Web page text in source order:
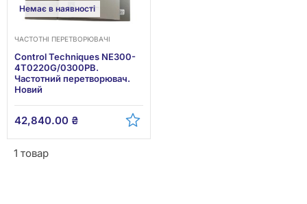
Немає в наявності
ЧАСТОТНІ ПЕРЕТВОРЮВАЧІ
Control Techniques NE300-
4T0220G/0300PB.
Частотний перетворювач.
Новий
42,840.00 ₴
1 товар